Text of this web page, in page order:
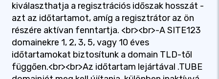
kiválaszthatja a regisztrációs időszak hosszát -
azt az időtartamot, amíg a regisztrátor az ön
részére aktívan fenntartja. <br><br>-A SITE123
domainekre 1, 2, 3, 5, vagy 10 éves
időtartamokat biztosítunk a domain TLD-től
függően.<br><br>Az időtartam lejártával .TUBE